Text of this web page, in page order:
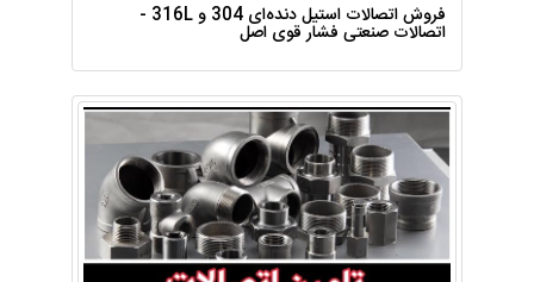
فروش اتصالات استیل دنده‌ای 304 و 316L -
اتصالات صنعتی فشار قوی اصل